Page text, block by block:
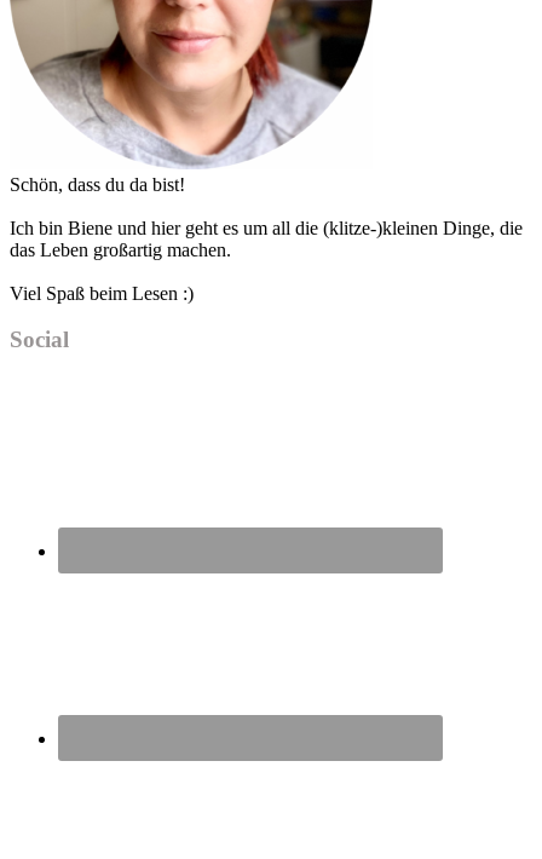
Schön, dass du da bist!
Ich bin Biene und hier geht es um all die (klitze-)kleinen Dinge, die
das Leben großartig machen.
Viel Spaß beim Lesen :)
Social